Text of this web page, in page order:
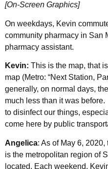
[On-Screen Graphics]
On weekdays, Kevin
community pharmacy in San
pharmacy assistant.
Kevin: This is the map, that
map (Metro: “Next Station,
generally, on normal days,
much less than it was
to disinfect our things,
come here by public
Angelica: As of May 6,
is the metropolitan region of
located. Each weekend,